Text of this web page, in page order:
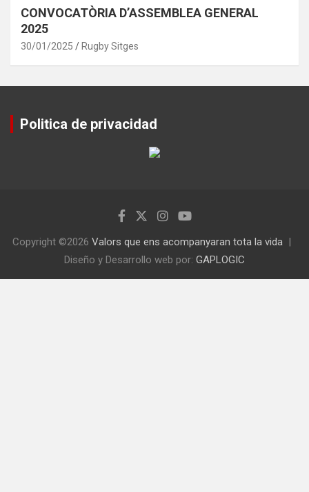
CONVOCATÒRIA D’ASSEMBLEA GENERAL
2025
30/01/2025 Rugby Sitges
Politica de privacidad
Copyright ©2026 Valors que ens acompanyaran tota la vida
Diseño y Desarrollo web por: GAPLOGIC